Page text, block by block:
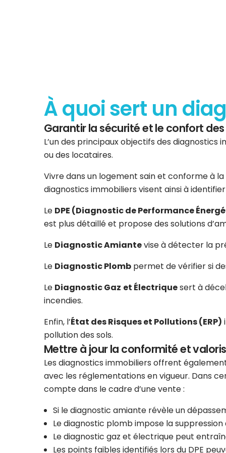
À quoi sert un
Garantir la sécurité et le confort
L’un des principaux objectifs des diagnostics
ou des locataires.
Vivre dans un logement sain et conforme à
diagnostics immobiliers visent ainsi à
Le DPE (Diagnostic de Performance
est plus détaillé et propose des solutions
Le Diagnostic Amiantevise à détecter la
Le Diagnostic Plomb permet de vérifier si
Le Diagnostic Gaz et Électriquesert à
incendies.
Enfin, l’État des Risques et Pollutions (ERP)
pollution des sols.
Mettre à jour la conformité et
Les diagnostics immobiliers offrent
avec les réglementations en vigueur. Dans
compte dans le cadre d’une vente :
Si le diagnostic amiante révèle un
Le diagnostic plomb impose la
Le diagnostic gaz et électrique peut
Les points faibles identifiés lors du DPE